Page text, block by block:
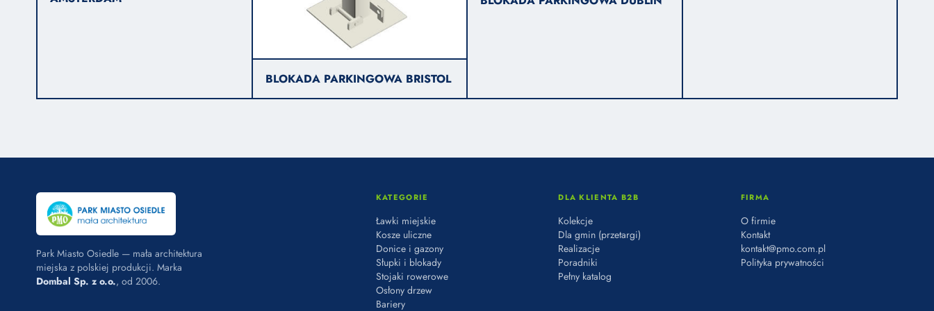
BLOKADA PARKINGOWA BRISTOL
Park Miasto Osiedle — mała architektura
miejska z polskiej produkcji. Marka
Dombal Sp. z o.o., od 2006.
KATEGORIE
Ławki miejskie
Kosze uliczne
Donice i gazony
Słupki i blokady
Stojaki rowerowe
Osłony drzew
Bariery
DLA KLIENTA B2B
Kolekcje
Dla gmin (przetargi)
Realizacje
Poradniki
Pełny katalog
FIRMA
O firmie
Kontakt
kontakt@pmo.com.pl
Polityka prywatności